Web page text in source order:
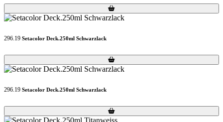
Loading...
Loading...
296.19 Setacolor Deck.250ml Schwarzlack
Loading...
Loading...
296.19 Setacolor Deck.250ml Schwarzlack
Loading...
Loading...